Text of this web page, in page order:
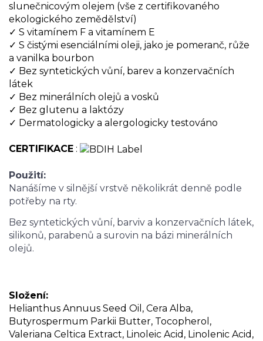
slunečnicovým olejem (vše z certifikovaného
ekologického zemědělství)
✓ S vitamínem F a vitamínem E
✓ S čistými esenciálními oleji, jako je pomeranč, růže
a vanilka bourbon
✓ Bez syntetických vůní, barev a konzervačních
látek
✓ Bez minerálních olejů a vosků
✓ Bez glutenu a laktózy
✓ Dermatologicky a alergologicky testováno
CERTIFIKACE :
Použití:
Nanášíme v silnější vrstvě několikrát denně podle
potřeby na rty.
Bez syntetických vůní, barviv a konzervačních látek,
silikonů, parabenů a surovin na bázi minerálních
olejů.
Složení:
Helianthus Annuus Seed Oil, Cera Alba,
Butyrospermum Parkii Butter, Tocopherol,
Valeriana Celtica Extract, Linoleic Acid, Linolenic Acid,